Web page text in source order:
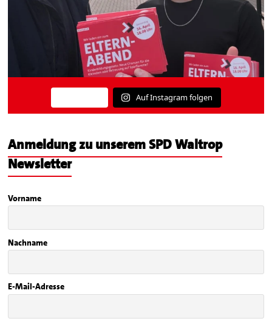
Auf Instagram folgen
Anmeldung zu unserem SPD Waltrop
Newsletter
Vorname
Nachname
E-Mail-Adresse